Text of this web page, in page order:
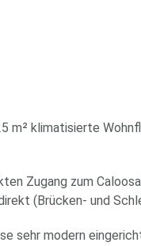
m² klimatisierte
Zugang zum
(Brücken- und
sehr modern